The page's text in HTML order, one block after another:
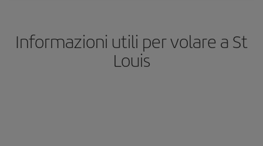
Informazioni utili per volare a St
Louis